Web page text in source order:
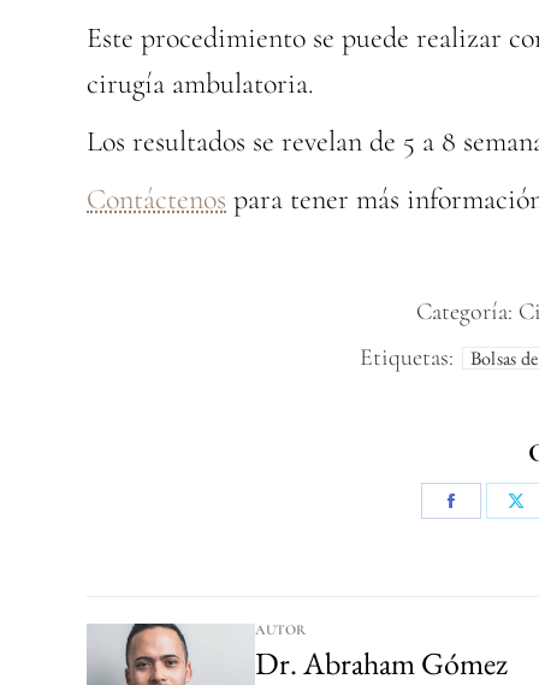
Este procedimiento se puede realizar
cirugía ambulatoria.
Los resultados se revelan de 5 a 8
Contáctenos para tener más
Categoría:
Etiquetas:
Bolsas
AUTOR
Dr. Abraham Gómez